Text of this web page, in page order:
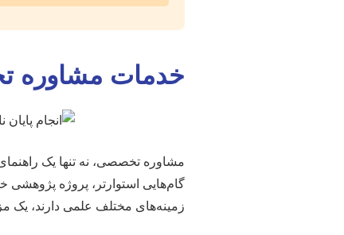
خدمات مشاوره
مشاوره تخصصی، نه تنها یک
گام‌هایی استوارتر، پروژه پژوهشی
زمینه‌های مختلف علمی دارند،